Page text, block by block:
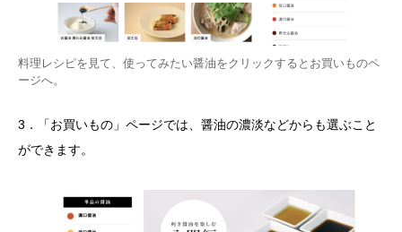
料理レシピを見て、使ってみたい醤油をクリックするとお買いものペ
ージへ。
3．「お買いもの」ページでは、醤油の濃淡などからも選ぶこと
ができます。